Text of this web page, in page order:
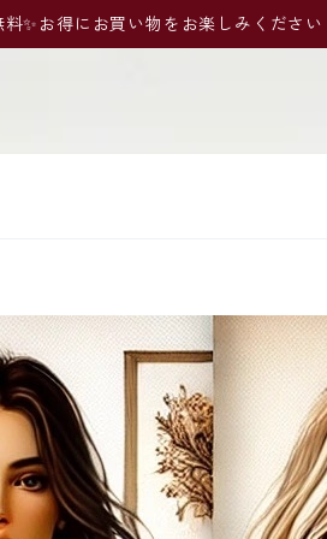
✨お得にお買い物をお楽しみください